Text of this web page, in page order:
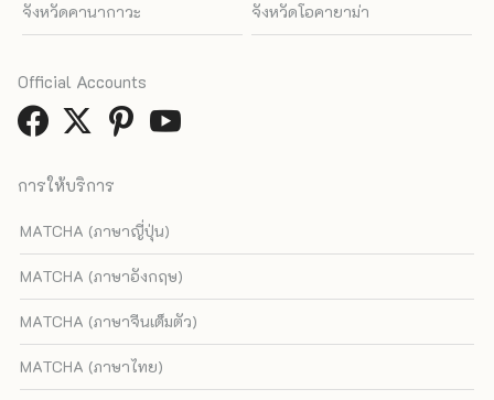
จังหวัดคานากาวะ จังหวัดโอคายาม่า
การให้บริการ
MATCHA (ภาษาญี่ปุ่น)
MATCHA (ภาษาอังกฤษ)
MATCHA (ภาษาจีนเต็มตัว)
MATCHA (ภาษาไทย)
Official Accounts